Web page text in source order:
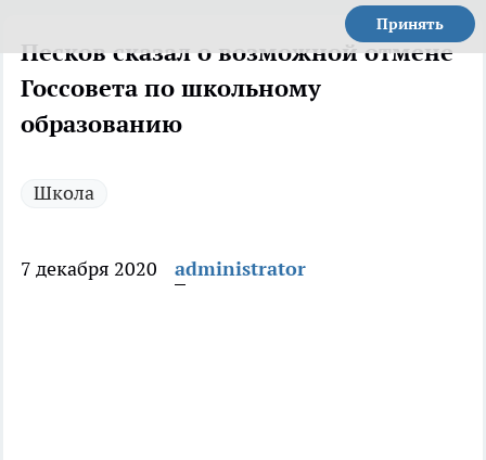
Принять
Песков сказал о возможной отмене
Госсовета по школьному
образованию
Школа
7 декабря 2020 administrator